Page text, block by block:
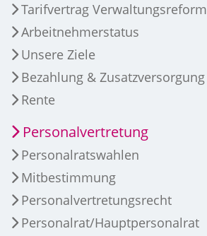
Tarifvertrag Verwaltungsreform
Arbeitnehmerstatus
Unsere Ziele
Bezahlung & Zusatzversorgung
Rente
Personalvertretung
Personalratswahlen
Mitbestimmung
Personalvertretungsrecht
Personalrat/Hauptpersonalrat